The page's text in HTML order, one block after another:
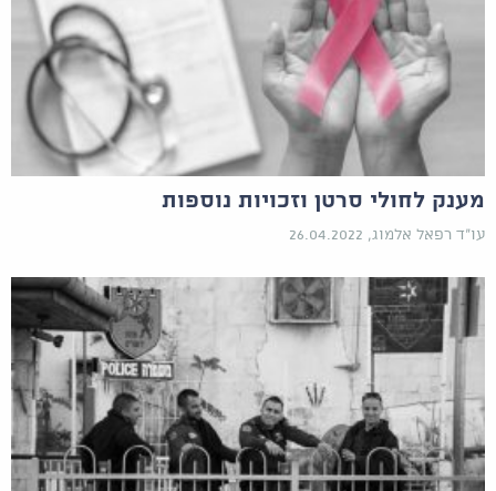
מענק לחולי סרטן וזכויות נוספות
עו"ד רפאל אלמוג, 26.04.2022